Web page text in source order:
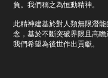
負。我們稱之為恒動精神。
此精神建基於對人類無限潛
念，基於不斷突破界限且高
我們希望為後世作出貢獻。